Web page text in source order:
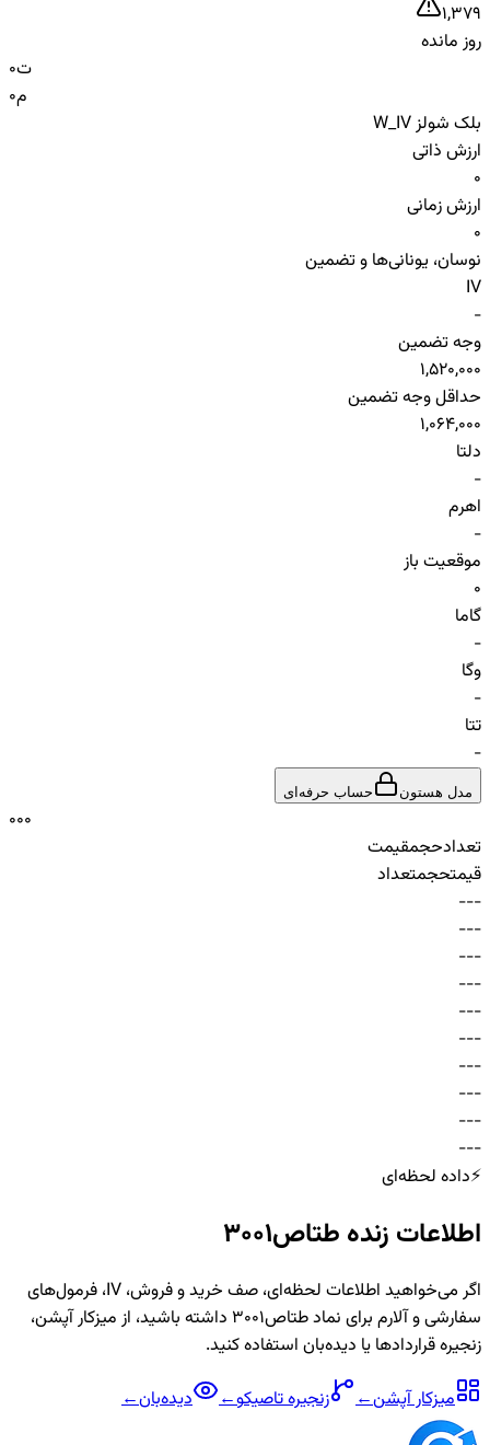
1,379
روز مانده
0ت
0م
بلک شولز W_IV
ارزش ذاتی
0
ارزش زمانی
0
نوسان، یونانی‌ها و تضمین
IV
-
وجه تضمین
1,520,000
حداقل وجه تضمین
1,064,000
دلتا
-
اهرم
-
موقعیت باز
0
گاما
-
وگا
-
تتا
-
مدل هستون حساب حرفه‌ای
000
تعدادحجمقیمت
قیمتحجمتعداد
-
-
-
-
-
-
-
-
-
-
-
-
-
-
-
-
-
-
-
-
-
-
-
-
-
-
-
-
-
-
⚡داده لحظه‌ای
اطلاعات زنده طتاص3001
اگر می‌خواهید اطلاعات لحظه‌ای، صف خرید و فروش، IV، فرمول‌های
سفارشی و آلارم برای نمادطتاص3001
داشته باشید، از میزکار آپشن،
زنجیره قراردادها یا دیده‌بان استفاده کنید.
میزکار آپشن← زنجیرهتاصیکو← دیده‌بان←